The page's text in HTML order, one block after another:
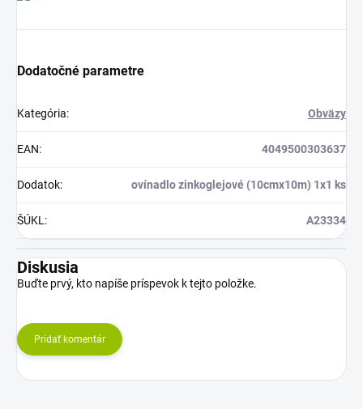
Dodatočné parametre
Kategória: Obväzy
EAN: 4049500303637
Dodatok: ovínadlo zinkoglejové (10cmx10m) 1x1 ks
ŠÚKL: A23334
Diskusia
Buďte prvý, kto napíše príspevok k tejto položke.
Pridať komentár